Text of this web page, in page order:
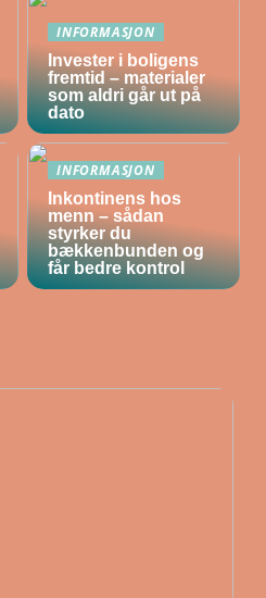
INFORMASJON
Invester i boligens
fremtid – materialer
som aldri går ut på
dato
INFORMASJON
Inkontinens hos
menn – sådan
styrker du
bækkenbunden og
får bedre kontrol